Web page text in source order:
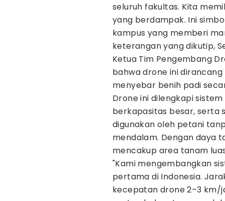
seluruh fakultas. Kita
yang berdampak. Ini
kampus yang memberi
keterangan yang dikutip,
Ketua Tim Pengembang
bahwa drone ini
menyebar benih padi
Drone ini dilengkapi
berkapasitas besar, serta
digunakan oleh petani
mendalam. Dengan daya
mencakup area tanam
"Kami mengembangkan
pertama di Indonesia.
kecepatan drone 2–3 km/